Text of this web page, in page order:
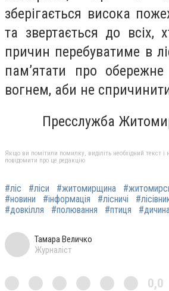
зберігається висока
та звертається до всіх,
причин перебуватиме в
пам’ятати про
вогнем, аби не
Пресслужба
Якщо ви помітили помилку, виділіть необхідний текст і
повідомити про це редакцію
#ліс #ліси #житомирщина
#новини
#інформація #лісничі
#довкілля
#полювання #птиця
Тамара Величко
Журналіст
0,0